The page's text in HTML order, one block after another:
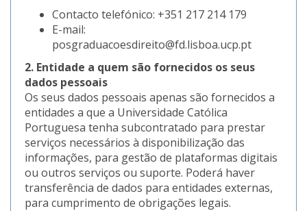
Contacto telefónico: +351 217 214 179
E-mail:
posgraduacoesdireito@fd.lisboa.ucp.pt
2. Entidade a quem são fornecidos os seus
dados pessoais
Os seus dados pessoais apenas são fornecidos a
entidades a que a Universidade Católica
Portuguesa tenha subcontratado para prestar
serviços necessários à disponibilização das
informações, para gestão de plataformas digitais
ou outros serviços ou suporte. Poderá haver
transferência de dados para entidades externas,
para cumprimento de obrigações legais.